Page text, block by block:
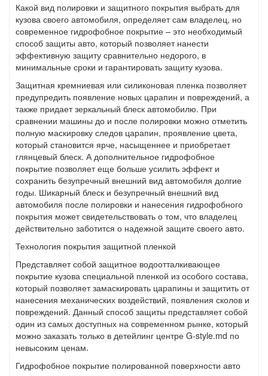
Какой вид полировки и защитного покрытия выбрать для
кузова своего автомобиля, определяет сам владелец, но
современное гидрофобное покрытие – это необходимый
способ защиты авто, который позволяет нанести
эффективную защиту сравнительно недорого, в
минимальные сроки и гарантировать защиту кузова.
Защитная кремниевая или силиконовая пленка позволяет
предупредить появление новых царапин и повреждений, а
также придает зеркальный блеск автомобилю. При
сравнении машины до и после полировки можно отметить
полную маскировку следов царапин, проявление цвета,
который становится ярче, насыщеннее и приобретает
глянцевый блеск. А дополнительное гидрофобное
покрытие позволяет еще больше усилить эффект и
сохранить безупречный внешний вид автомобиля долгие
годы. Шикарный блеск и безупречный внешний вид
автомобиля после полировки и нанесения гидрофобного
покрытия может свидетельствовать о том, что владелец
действительно заботится о надежной защите своего авто.
Технология покрытия защитной пленкой
Представляет собой защитное водоотталкивающее
покрытие кузова специальной пленкой из особого состава,
который позволяет замаскировать царапины и защитить от
нанесения механических воздействий, появления сколов и
повреждений. Данный способ защиты представляет собой
один из самых доступных на современном рынке, который
можно заказать только в детейлинг центре G-style.md по
невысоким ценам.
Гидрофобное покрытие полированной поверхности авто